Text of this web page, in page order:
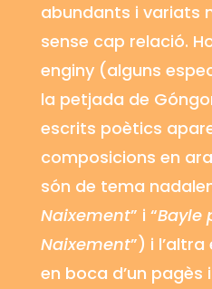
abundants i variats
sense cap relació.
enginy (alguns
la petjada de
escrits poètics
composicions en
són de tema
Naixement” i “Bayle
Naixement”) i
en boca d’un pagès